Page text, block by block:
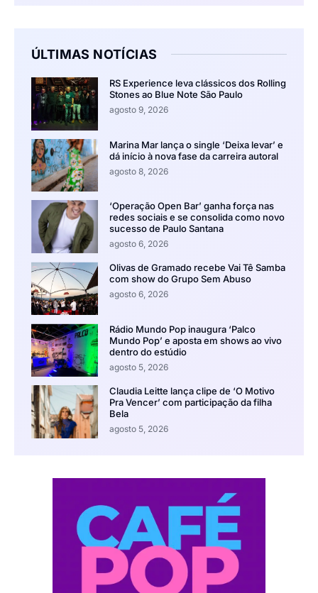
ÚLTIMAS NOTÍCIAS
RS Experience leva clássicos dos Rolling
Stones ao Blue Note São Paulo
agosto 9, 2026
Marina Mar lança o single ‘Deixa levar’ e
dá início à nova fase da carreira autoral
agosto 8, 2026
‘Operação Open Bar’ ganha força nas
redes sociais e se consolida como novo
sucesso de Paulo Santana
agosto 6, 2026
Olivas de Gramado recebe Vai Tê Samba
com show do Grupo Sem Abuso
agosto 6, 2026
Rádio Mundo Pop inaugura ‘Palco
Mundo Pop’ e aposta em shows ao vivo
dentro do estúdio
agosto 5, 2026
Claudia Leitte lança clipe de ‘O Motivo
Pra Vencer’ com participação da filha
Bela
agosto 5, 2026